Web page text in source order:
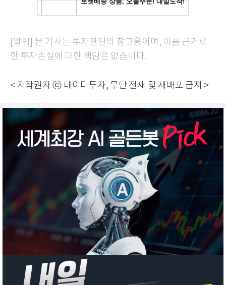
[알림] 본 기사는 투자판단의 참고용이며, 이를 근거로
한 투자손실에 대한 책임은 없습니다.
< 저작권자 ⓒ 데이터투자, 무단 전재 및 재배포 금지 >